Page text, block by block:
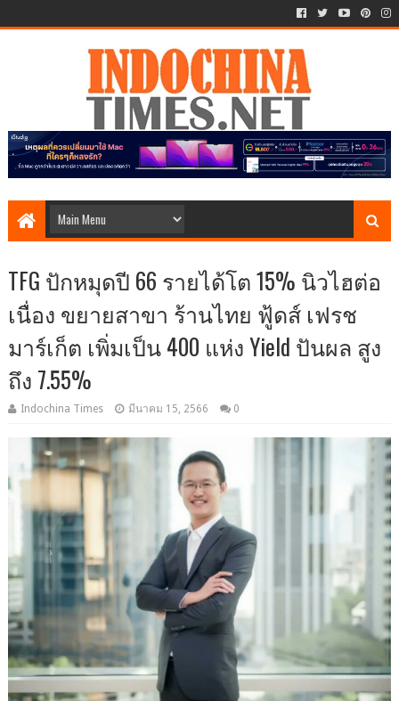
TFG ปักหมุดปี 66 รายได้โต 15% นิวไฮต่อ
เนื่อง ขยายสาขา ร้านไทย ฟู้ดส์ เฟรช
มาร์เก็ต เพิ่มเป็น 400 แห่ง Yield ปันผล สูง
ถึง 7.55%
Indochina Times มีนาคม 15, 2566 0